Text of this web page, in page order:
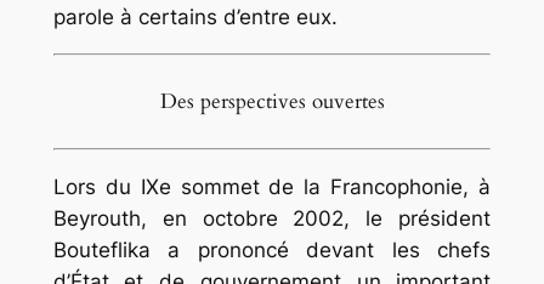
parole à certains d’entre eux.
Des perspectives ouvertes
Lors du IXe sommet de la Francophonie, à
Beyrouth, en octobre 2002, le président
Bouteflika a prononcé devant les chefs